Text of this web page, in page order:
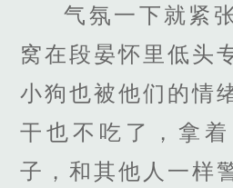
气氛一下就紧
窝在段晏怀里低头
小狗也被他们的情
干也不吃了，拿
子，和其他人一样